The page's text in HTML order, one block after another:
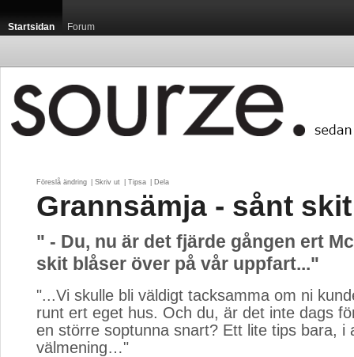
Startsidan Forum
Föreslå ändring Skriv ut Tipsa Dela
Grannsämja - sånt
" - Du, nu är det fjärde gången ert
skit blåser över på vår uppfart..."
"...Vi skulle bli väldigt tacksamma om ni
runt ert eget hus. Och du, är det inte dags
en större soptunna snart? Ett lite tips bara, i
välmening…"